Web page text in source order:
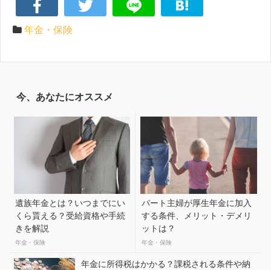
年金・保険
今、あなたにオススメ
遺族年金とは？いつまでにい
くら貰える？受給資格や手続
きを解説
年金・保険
パート主婦が厚生年金に加入
する条件、メリット・デメリ
ットは？
年金・保険
年金に所得税はかかる？課税される条件や納